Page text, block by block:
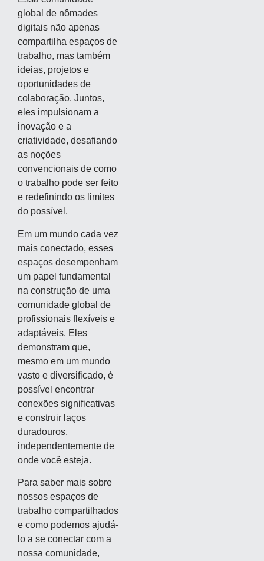
global de nômades
digitais não apenas
compartilha espaços de
trabalho, mas também
ideias, projetos e
oportunidades de
colaboração. Juntos,
eles impulsionam a
inovação e a
criatividade, desafiando
as noções
convencionais de como
o trabalho pode ser feito
e redefinindo os limites
do possível.
Em um mundo cada vez
mais conectado, esses
espaços desempenham
um papel fundamental
na construção de uma
comunidade global de
profissionais flexíveis e
adaptáveis. Eles
demonstram que,
mesmo em um mundo
vasto e diversificado, é
possível encontrar
conexões significativas
e construir laços
duradouros,
independentemente de
onde você esteja.
Para saber mais sobre
nossos espaços de
trabalho compartilhados
e como podemos ajudá-
lo a se conectar com a
nossa comunidade,